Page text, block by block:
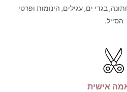
בגדי ים, עגילים, הינומות ופרטי
הסייל.
אישית